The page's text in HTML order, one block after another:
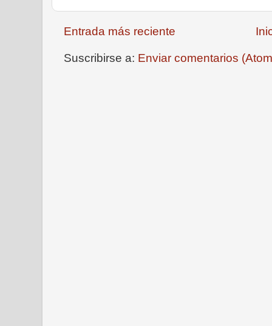
Entrada más reciente
Suscribirse a: Enviar comentarios